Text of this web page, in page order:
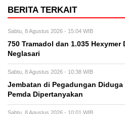
BERITA TERKAIT
Sabtu, 8 Agustus 2026 - 15:04 WIB
750 Tramadol dan 1.035
Neglasari
Sabtu, 8 Agustus 2026 - 10:38 WIB
Jembatan di Pegadungan Diduga
Pemda Dipertanyakan
Sabtu, 8 Agustus 2026 - 10:01 WIB